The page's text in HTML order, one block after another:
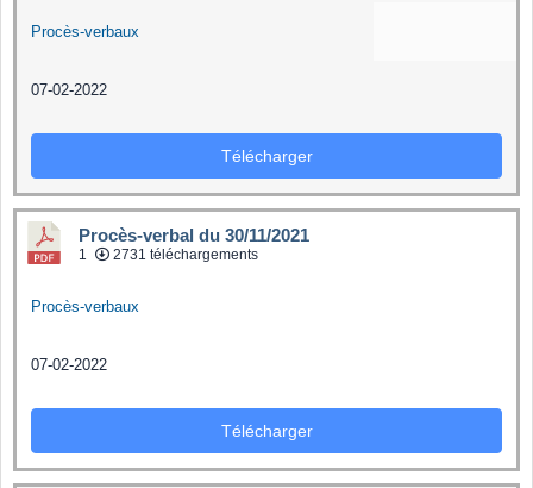
Procès-verbaux
07-02-2022
Télécharger
Procès-verbal du 30/11/2021
1 2731 téléchargements
Procès-verbaux
07-02-2022
Télécharger